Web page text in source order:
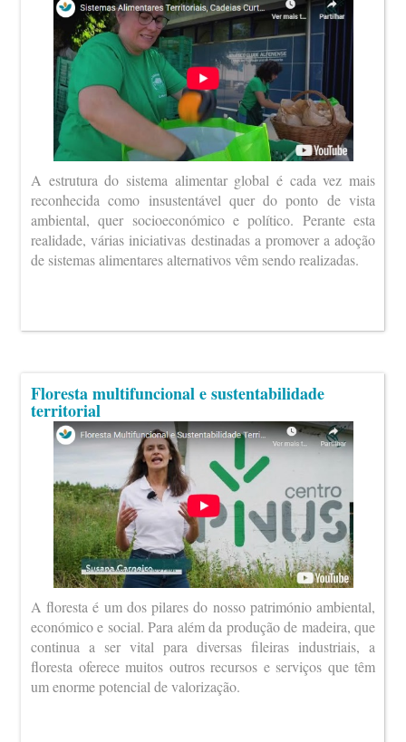
A estrutura do sistema alimentar global é cada vez mais
reconhecida como insustentável quer do ponto de vista
ambiental, quer socioeconómico e político. Perante esta
realidade, várias iniciativas destinadas a promover a adoção
de sistemas alimentares alternativos vêm sendo realizadas.
Floresta multifuncional e sustentabilidade
territorial
A floresta é um dos pilares do nosso património ambiental,
económico e social. Para além da produção de madeira, que
continua a ser vital para diversas fileiras industriais, a
floresta oferece muitos outros recursos e serviços que têm
um enorme potencial de valorização.